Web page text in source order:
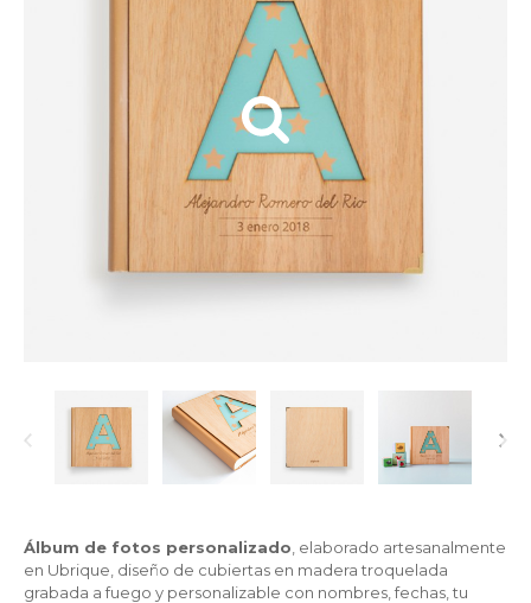
Álbum de fotos personalizado , elaborado artesanalmente
en Ubrique, diseño de cubiertas en madera troquelada
grabada a fuego y personalizable con nombres, fechas, tu